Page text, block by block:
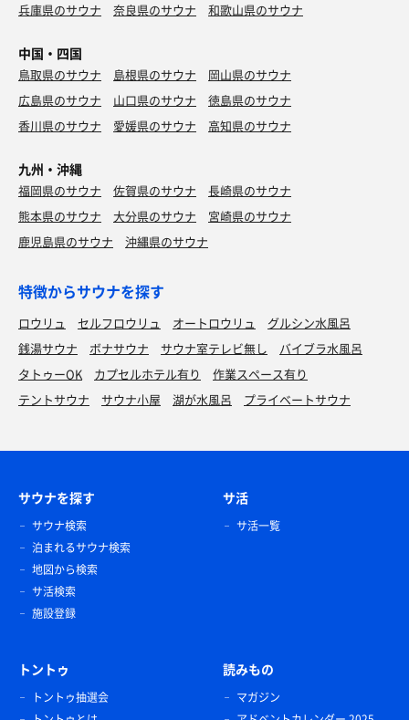
て鯉を追ってしまう。
22時を過ぎてもサ室は混んでいて常時7〜8人いる状態が続
く。下段は冷たい風を感じるので皆上段が空いたら上段に
てみた。上段はなかなかの熱さだが扉が開く度に冷たい外
気が入って来るので108℃のわりには長居できる。
今日はワイン風呂みたいな岩下の新生姜の湯。
下12-下15-下上15の 3セット1時間40分。
兵庫県のサウナ
奈良県のサウナ 和歌山県のサウナ
中国・四国
鳥取県のサウナ 島根県のサウナ
岡山県のサウナ
広島県のサウナ
山口県のサウナ
徳島県のサウナ
香川県のサウナ
愛媛県のサウナ 高知県のサウナ
九州・沖縄
福岡県のサウナ 佐賀県のサウナ
長崎県のサウナ
熊本県のサウナ
大分県のサウナ
宮崎県のサウナ
鹿児島県のサウナ
沖縄県のサウナ
特徴からサウナを探す
ロウリュ セルフロウリュ オートロウリュ
グルシン水風呂
銭湯サウナ
ボナサウナ サウナ室テレビ無し
バイブラ水風呂
タトゥーOK
カプセルホテル有り
作業スペース有り
テントサウナ
サウナ小屋 湖が水風呂 プライベートサウナ
サウナを探す
サウナ検索
泊まれるサウナ検索
地図から検索
サ活検索
施設登録
サ活
サ活一覧
トントゥ
トントゥ抽選会
読みもの
マガジン